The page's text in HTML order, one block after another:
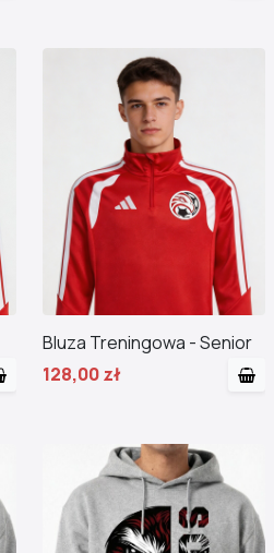
Bluza Treningowa - Senior
128,00 zł